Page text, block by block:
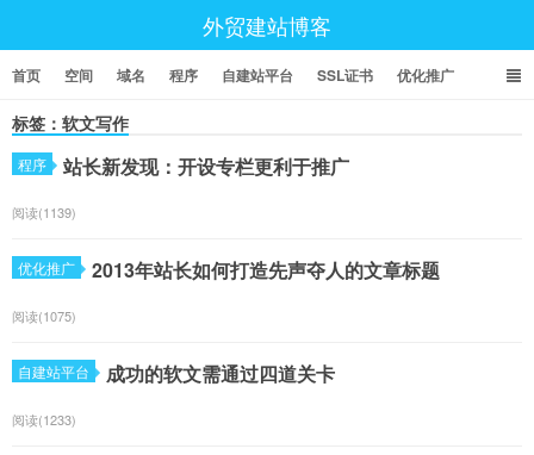
外贸建站博客
首页 空间 域名 程序 自建站平台 SSL证书 优化推广
标签：软文写作
程序 站长新发现：开设专栏更利于推广
阅读(1139)
优化推广 2013年站长如何打造先声夺人的文章标题
阅读(1075)
自建站平台 成功的软文需通过四道关卡
阅读(1233)